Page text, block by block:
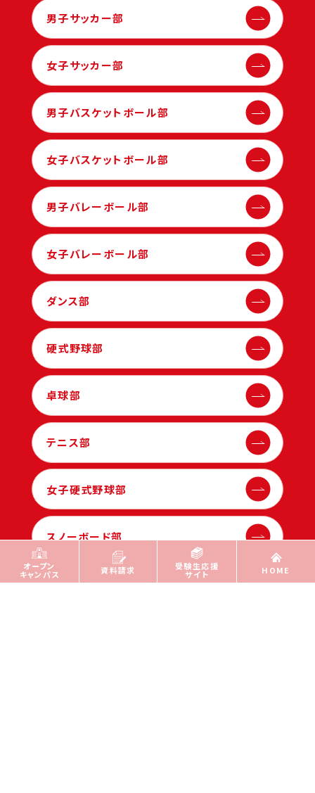
オープン
キャンパス 資料請求 受験生応援
サイト HOME
男子サッカー部
女子サッカー部
男子バスケットボール部
女子バスケットボール部
男子バレーボール部
女子バレーボール部
ダンス部
硬式野球部
卓球部
テニス部
女子硬式野球部
スノーボード部
アルビレックス